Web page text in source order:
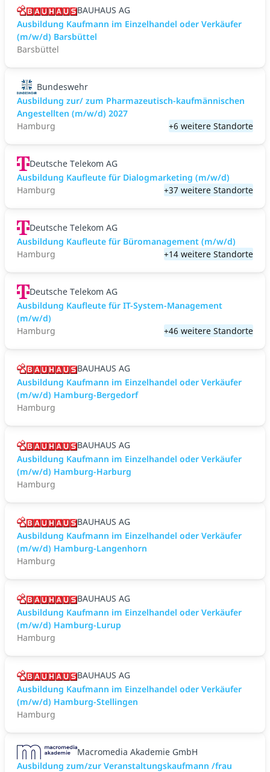
BAUHAUS AG
Ausbildung Kaufmann im Einzelhandel oder Verkäufer
(m/w/d) Barsbüttel
Barsbüttel
Bundeswehr
Ausbildung zur/ zum Pharmazeutisch-kaufmännischen
Angestellten (m/w/d) 2027
Hamburg
+6 weitere Standorte
Deutsche Telekom AG
Ausbildung Kaufleute für Dialogmarketing (m/w/d)
Hamburg
+37 weitere Standorte
Deutsche Telekom AG
Ausbildung Kaufleute für Büromanagement (m/w/d)
Hamburg
+14 weitere Standorte
Deutsche Telekom AG
Ausbildung Kaufleute für IT-System-Management
(m/w/d)
Hamburg
+46 weitere Standorte
BAUHAUS AG
Ausbildung Kaufmann im Einzelhandel oder Verkäufer
(m/w/d) Hamburg-Bergedorf
Hamburg
BAUHAUS AG
Ausbildung Kaufmann im Einzelhandel oder Verkäufer
(m/w/d) Hamburg-Harburg
Hamburg
BAUHAUS AG
Ausbildung Kaufmann im Einzelhandel oder Verkäufer
(m/w/d) Hamburg-Langenhorn
Hamburg
BAUHAUS AG
Ausbildung Kaufmann im Einzelhandel oder Verkäufer
(m/w/d) Hamburg-Lurup
Hamburg
BAUHAUS AG
Ausbildung Kaufmann im Einzelhandel oder Verkäufer
(m/w/d) Hamburg-Stellingen
Hamburg
Macromedia Akademie GmbH
Ausbildung zum/zur Veranstaltungs­kaufmann /frau